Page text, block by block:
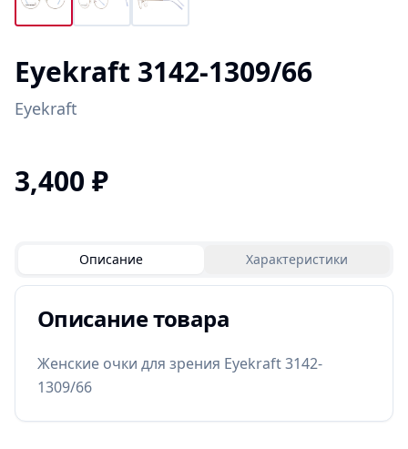
Eyekraft 3142-1309/66
Eyekraft
3,400 ₽
Описание Характеристики
Описание товара
Женские очки для зрения Eyekraft 3142-
1309/66